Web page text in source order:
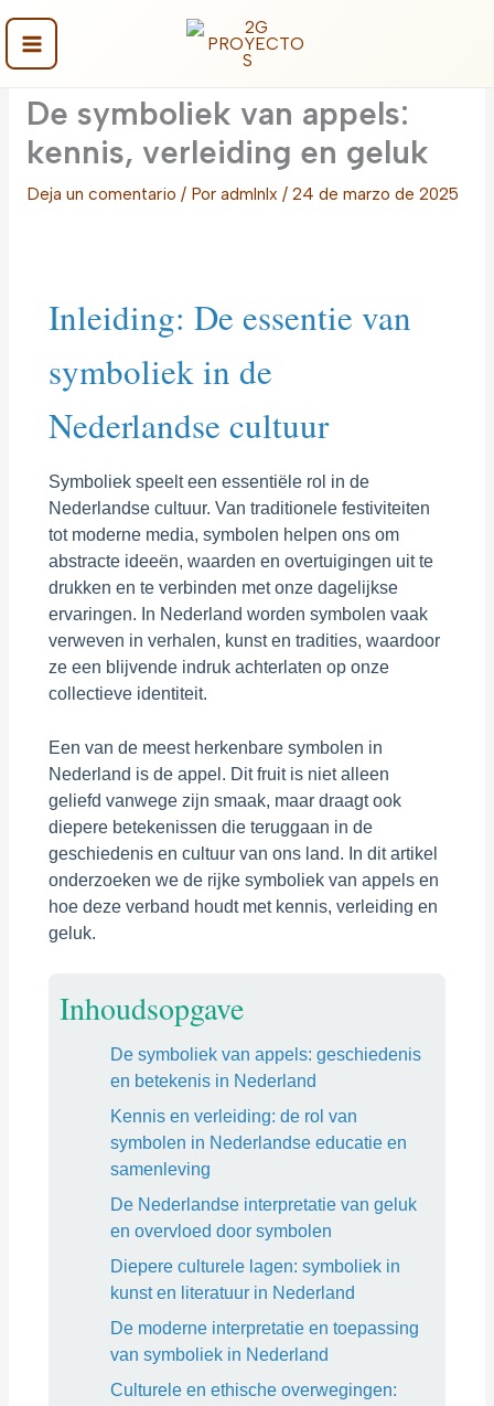
al
contenido
Main
Menu
De symboliek van appels:
kennis, verleiding en geluk
Deja un comentario / Por admlnlx / 24 de marzo de 2025
Inleiding: De essentie van
symboliek in de
Nederlandse cultuur
Symboliek speelt een essentiële rol in de
Nederlandse cultuur. Van traditionele festiviteiten
tot moderne media, symbolen helpen ons om
abstracte ideeën, waarden en overtuigingen uit te
drukken en te verbinden met onze dagelijkse
ervaringen. In Nederland worden symbolen vaak
verweven in verhalen, kunst en tradities, waardoor
ze een blijvende indruk achterlaten op onze
collectieve identiteit.
Een van de meest herkenbare symbolen in
Nederland is de appel. Dit fruit is niet alleen
geliefd vanwege zijn smaak, maar draagt ook
diepere betekenissen die teruggaan in de
geschiedenis en cultuur van ons land. In dit artikel
onderzoeken we de rijke symboliek van appels en
hoe deze verband houdt met kennis, verleiding en
geluk.
Inhoudsopgave
De symboliek van appels: geschiedenis
en betekenis in Nederland
Kennis en verleiding: de rol van
symbolen in Nederlandse educatie en
samenleving
De Nederlandse interpretatie van geluk
en overvloed door symbolen
Diepere culturele lagen: symboliek in
kunst en literatuur in Nederland
De moderne interpretatie en toepassing
van symboliek in Nederland
Culturele en ethische overwegingen: